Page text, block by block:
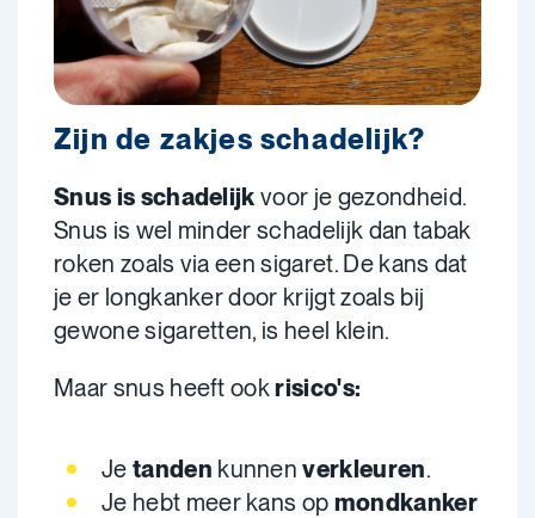
Zijn de zakjes schadelijk?
Snus is schadelijk voor je gezondheid.
Snus is wel minder schadelijk dan tabak
roken zoals via een sigaret. De kans dat
je er longkanker door krijgt zoals bij
gewone sigaretten, is heel klein.
Maar snus heeft ookrisico's:
Je tanden kunnenverkleuren.
Je hebt meer kans op mondkanker